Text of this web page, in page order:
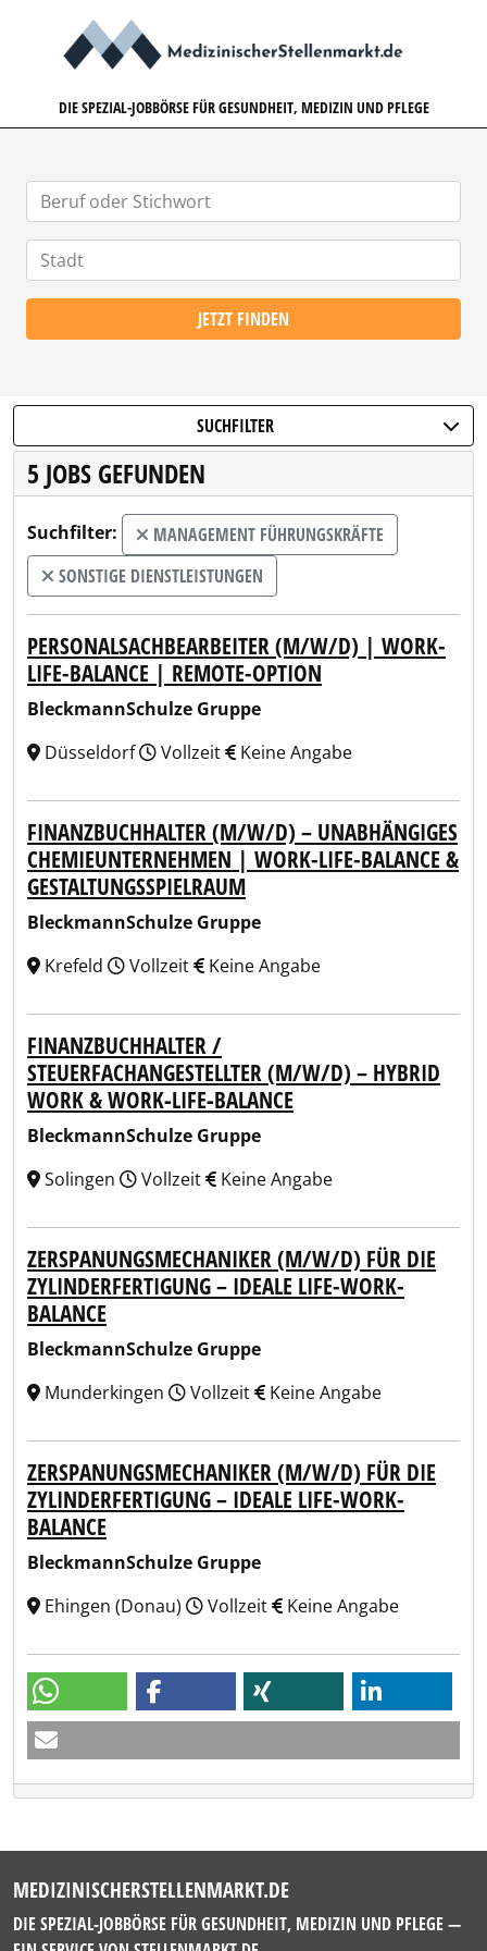
DIE SPEZIAL-JOBBÖRSE FÜR GESUNDHEIT, MEDIZIN UND PFLEGE
JETZT FINDEN
SUCHFILTER
5 JOBS GEFUNDEN
Suchfilter:
MANAGEMENT FÜHRUNGSKRÄFTE
SONSTIGE DIENSTLEISTUNGEN
PERSONALSACHBEARBEITER (M/W/D) | WORK-
LIFE-BALANCE | REMOTE-OPTION
BleckmannSchulze Gruppe
Düsseldorf
Vollzeit Keine Angabe
FINANZBUCHHALTER (M/W/D) – UNABHÄNGIGES
CHEMIEUNTERNEHMEN | WORK-LIFE-BALANCE &
GESTALTUNGSSPIELRAUM
BleckmannSchulze Gruppe
Krefeld
Vollzeit Keine Angabe
FINANZBUCHHALTER /
STEUERFACHANGESTELLTER (M/W/D) – HYBRID
WORK & WORK‑LIFE‑BALANCE
BleckmannSchulze Gruppe
Solingen
Vollzeit Keine Angabe
ZERSPANUNGSMECHANIKER (M/W/D) FÜR DIE
ZYLINDERFERTIGUNG – IDEALE LIFE-WORK-
BALANCE
BleckmannSchulze Gruppe
Munderkingen
Vollzeit Keine Angabe
ZERSPANUNGSMECHANIKER (M/W/D) FÜR DIE
ZYLINDERFERTIGUNG – IDEALE LIFE-WORK-
BALANCE
BleckmannSchulze Gruppe
Ehingen (Donau)
Vollzeit Keine Angabe
MEDIZINISCHERSTELLENMARKT.DE
DIE SPEZIAL-JOBBÖRSE FÜR GESUNDHEIT, MEDIZIN UND PFLEGE —